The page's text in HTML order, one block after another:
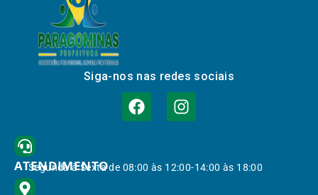
Siga-nos nas redes sociais
ATENDIMENTO
Segunda à Sexta de 08:00 às 12:00-14:00 às 18:00